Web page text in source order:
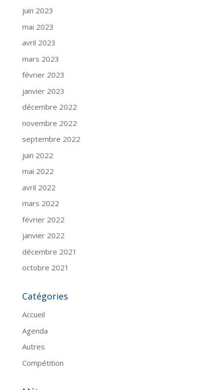
juin 2023
mai 2023
avril 2023
mars 2023
février 2023
janvier 2023
décembre 2022
novembre 2022
septembre 2022
juin 2022
mai 2022
avril 2022
mars 2022
février 2022
janvier 2022
décembre 2021
octobre 2021
Catégories
Accueil
Agenda
Autres
Compétition